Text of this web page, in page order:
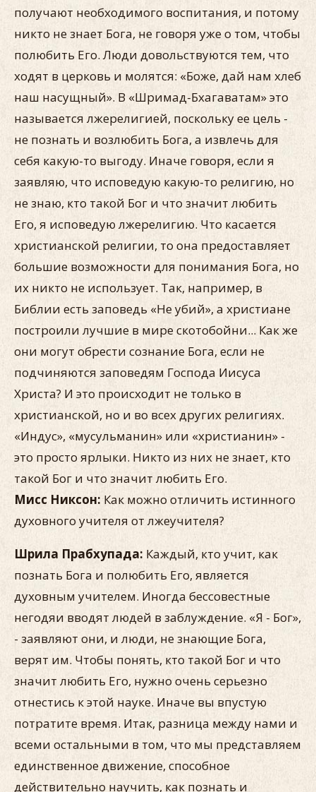
получают необходимого воспитания, и потому
никто не знает Бога, не говоря уже о том, чтобы
полюбить Его. Люди довольствуются тем, что
ходят в церковь и молятся: «Боже, дай нам хлеб
наш насущный». В «Шримад-Бхагаватам» это
называется лжерелигией, поскольку ее цель -
не познать и возлюбить Бога, а извлечь для
себя какую-то выгоду. Иначе говоря, если я
заявляю, что исповедую какую-то религию, но
не знаю, кто такой Бог и что значит любить
Его, я исповедую лжерелигию. Что касается
христианской религии, то она предоставляет
большие возможности для понимания Бога, но
их никто не использует. Так, например, в
Библии есть заповедь «Не убий», а христиане
построили лучшие в мире скотобойни... Как же
они могут обрести сознание Бога, если не
подчиняются заповедям Господа Иисуса
Христа? И это происходит не только в
христианской, но и во всех других религиях.
«Индус», «мусульманин» или «христианин» -
это просто ярлыки. Никто из них не знает, кто
такой Бог и что значит любить Его.
Мисс Никсон: Как можно отличить истинного
духовного учителя от лжеучителя?
Шрила Прабхупада: Каждый, кто учит, как
познать Бога и полюбить Его, является
духовным учителем. Иногда бессовестные
негодяи вводят людей в заблуждение. «Я - Бог»,
- заявляют они, и люди, не знающие Бога,
верят им. Чтобы понять, кто такой Бог и что
значит любить Его, нужно очень серьезно
отнестись к этой науке. Иначе вы впустую
потратите время. Итак, разница между нами и
всеми остальными в том, что мы представляем
единственное движение, способное
действительно научить, как познать и